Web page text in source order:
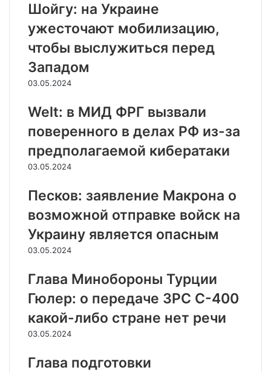
Шойгу: на Украине
ужесточают мобилизацию,
чтобы выслужиться перед
Западом
03.05.2024
Welt: в МИД ФРГ вызвали
поверенного в делах РФ из-за
предполагаемой кибератаки
03.05.2024
Песков: заявление Макрона о
возможной отправке войск на
Украину является опасным
03.05.2024
Глава Минобороны Турции
Гюлер: о передаче ЗРС С-400
какой-либо стране нет речи
03.05.2024
Глава подготовки